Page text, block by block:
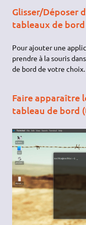
Glisser/Déposer
tableaux de bord
Pour ajouter une
prendre à la souris
de bord de votre choix.
Faire apparaître
tableau de bord